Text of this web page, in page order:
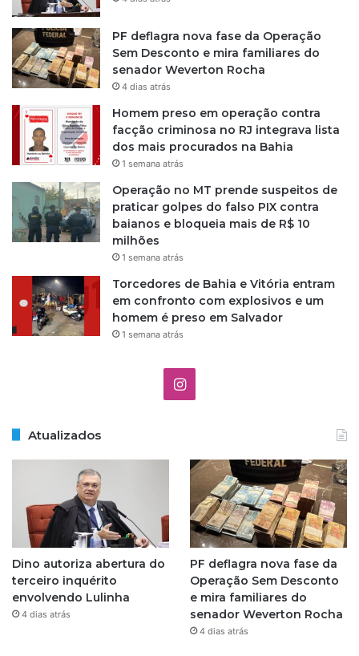
PF deflagra nova fase da Operação
Sem Desconto e mira familiares do
senador Weverton Rocha
4 dias atrás
Homem preso em operação contra
facção criminosa no RJ integrava lista
dos mais procurados na Bahia
1 semana atrás
Operação no MT prende suspeitos de
praticar golpes do falso PIX contra
baianos e bloqueia mais de R$ 10
milhões
1 semana atrás
Torcedores de Bahia e Vitória entram
em confronto com explosivos e um
homem é preso em Salvador
1 semana atrás
Instagram
Atualizados
Dino autoriza abertura do
terceiro inquérito
envolvendo Lulinha
4 dias atrás
PF deflagra nova fase da
Operação Sem Desconto
e mira familiares do
senador Weverton Rocha
4 dias atrás